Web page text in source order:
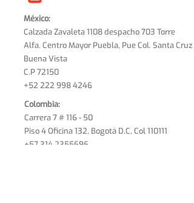
México:
Calzada Zavaleta 1108 despacho 703 Torre
Alfa. Centro Mayor Puebla, Pue Col. Santa Cruz
Buena Vista
C.P 72150
+52 222 998 4246
Colombia:
Carrera 7 # 116 - 50
Piso 4 Oficina 132, Bogotá D.C, Col 110111
+57 314 2355696